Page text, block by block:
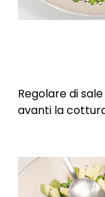
Regolare di
avanti la